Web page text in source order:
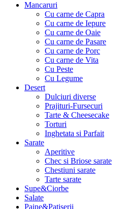
Mancaruri
Cu carne de Capra
Cu carne de Iepure
Cu carne de Oaie
Cu carne de Pasare
Cu carne de Porc
Cu carne de Vita
Cu Peste
Cu Legume
Desert
Dulciuri diverse
Prajituri-Fursecuri
Tarte & Cheesecake
Torturi
Inghetata si Parfait
Sarate
Aperitive
Chec si Briose sarate
Chestiuni sarate
Tarte sarate
Supe&Ciorbe
Salate
Paine&Patiserii